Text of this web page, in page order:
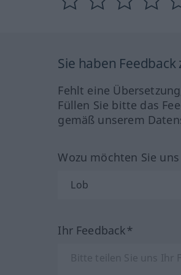
Sie haben
Fehlt eine
Füllen Sie bitte das
gemäß unserem
Wozu möchten Sie
Ihr Feedback*